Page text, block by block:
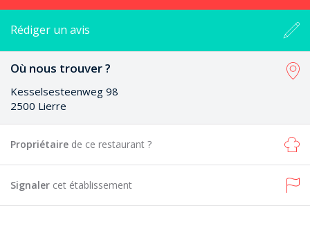
Rédiger un avis
Où nous trouver ?
Kesselsesteenweg 98
2500 Lierre
Propriétaire de ce restaurant ?
Signaler cet établissement